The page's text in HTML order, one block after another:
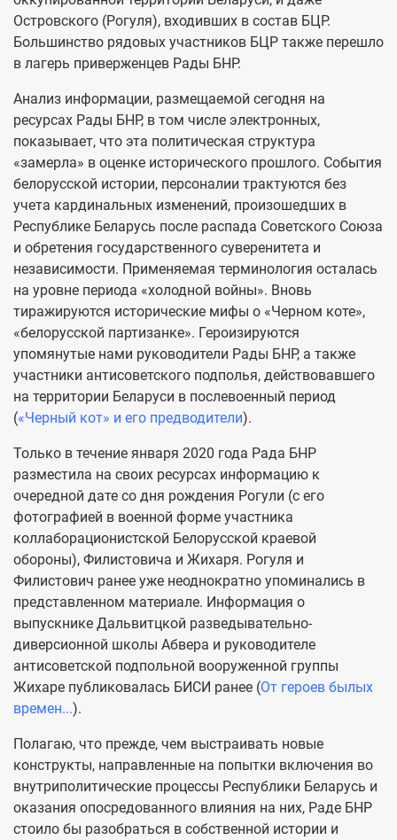
Островского (Рогуля), входивших в состав БЦР.
Большинство рядовых участников БЦР также перешло
в лагерь приверженцев Рады БНР.
Анализ информации, размещаемой сегодня на
ресурсах Рады БНР, в том числе электронных,
показывает, что эта политическая структура
«замерла» в оценке исторического прошлого. События
белорусской истории, персоналии трактуются без
учета кардинальных изменений, произошедших в
Республике Беларусь после распада Советского Союза
и обретения государственного суверенитета и
независимости. Применяемая терминология осталась
на уровне периода «холодной войны». Вновь
тиражируются исторические мифы о «Черном коте»,
«белорусской партизанке». Героизируются
упомянутые нами руководители Рады БНР, а также
участники антисоветского подполья, действовавшего
на территории Беларуси в послевоенный период
(«Черный кот» и его предводители).
Только в течение января 2020 года Рада БНР
разместила на своих ресурсах информацию к
очередной дате со дня рождения Рогули (с его
фотографией в военной форме участника
коллаборационистской Белорусской краевой
обороны), Филистовича и Жихаря. Рогуля и
Филистович ранее уже неоднократно упоминались в
представленном материале. Информация о
выпускнике Дальвитцкой разведывательно-
диверсионной школы Абвера и руководителе
антисоветской подпольной вооруженной группы
Жихаре публиковалась БИСИ ранее (От героев былых
времен...).
Полагаю, что прежде, чем выстраивать новые
конструкты, направленные на попытки включения во
внутриполитические процессы Республики Беларусь и
оказания опосредованного влияния на них, Раде БНР
стоило бы разобраться в собственной истории и